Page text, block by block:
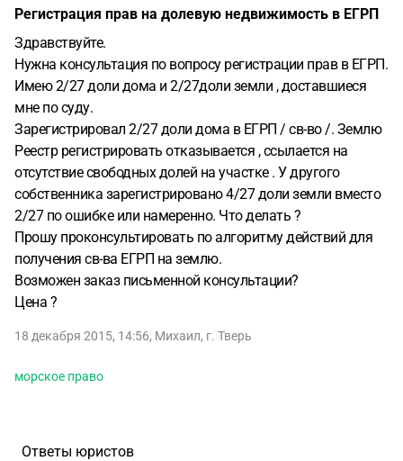
Регистрация прав на долевую недвижимость в ЕГРП
Здравствуйте.
Нужна консультация по вопросу регистрации прав в ЕГРП.
Имею 2/27 доли дома и 2/27доли земли , доставшиеся
мне по суду.
Зарегистрировал 2/27 доли дома в ЕГРП / св-во /. Землю
Реестр регистрировать отказывается , ссылается на
отсутствие свободных долей на участке . У другого
собственника зарегистрировано 4/27 доли земли вместо
2/27 по ошибке или намеренно. Что делать ?
Прошу проконсультировать по алгоритму действий для
получения св-ва ЕГРП на землю.
Возможен заказ письменной консультации?
Цена ?
18 декабря 2015, 14:56, Михаил, г. Тверь
морское право
Ответы юристов